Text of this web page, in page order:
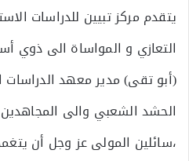
يتقدم مركز تبيين للدراسات
التعازي و المواساة الى ذوي
(أبو تقى) مدير معهد الدراسات
الحشد الشعبي والى
،سائلين المولى عز وجل أن